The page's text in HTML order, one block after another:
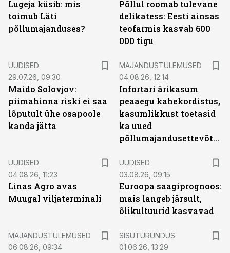
Lugeja küsib: mis
toimub Läti
põllumajanduses?
Põllul roomab tulevane
delikatess: Eesti ainsas
teofarmis kasvab 600
000 tigu
UUDISED
29.07.26, 09:30
Maido Solovjov:
piimahinna riski ei saa
lõputult ühe osapoole
kanda jätta
MAJANDUSTULEMUSED
04.08.26, 12:14
Infortari ärikasum
peaaegu kahekordistus,
kasumlikkust toetasid
ka uued
põllumajandusettevõtted
UUDISED
04.08.26, 11:23
Linas Agro avas
Muugal viljaterminali
UUDISED
03.08.26, 09:15
Euroopa saagiprognoos:
mais langeb järsult,
õlikultuurid kasvavad
MAJANDUSTULEMUSED
06.08.26, 09:34
SISUTURUNDUS
01.06.26, 13:29